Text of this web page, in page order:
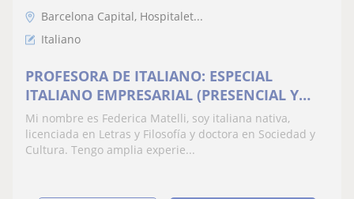
Barcelona Capital, Hospitalet...
Italiano
PROFESORA DE ITALIANO: ESPECIAL
ITALIANO EMPRESARIAL (PRESENCIAL Y
ONLINE)
Mi nombre es Federica Matelli, soy italiana nativa,
licenciada en Letras y Filosofía y doctora en Sociedad y
Cultura. Tengo amplia experie...